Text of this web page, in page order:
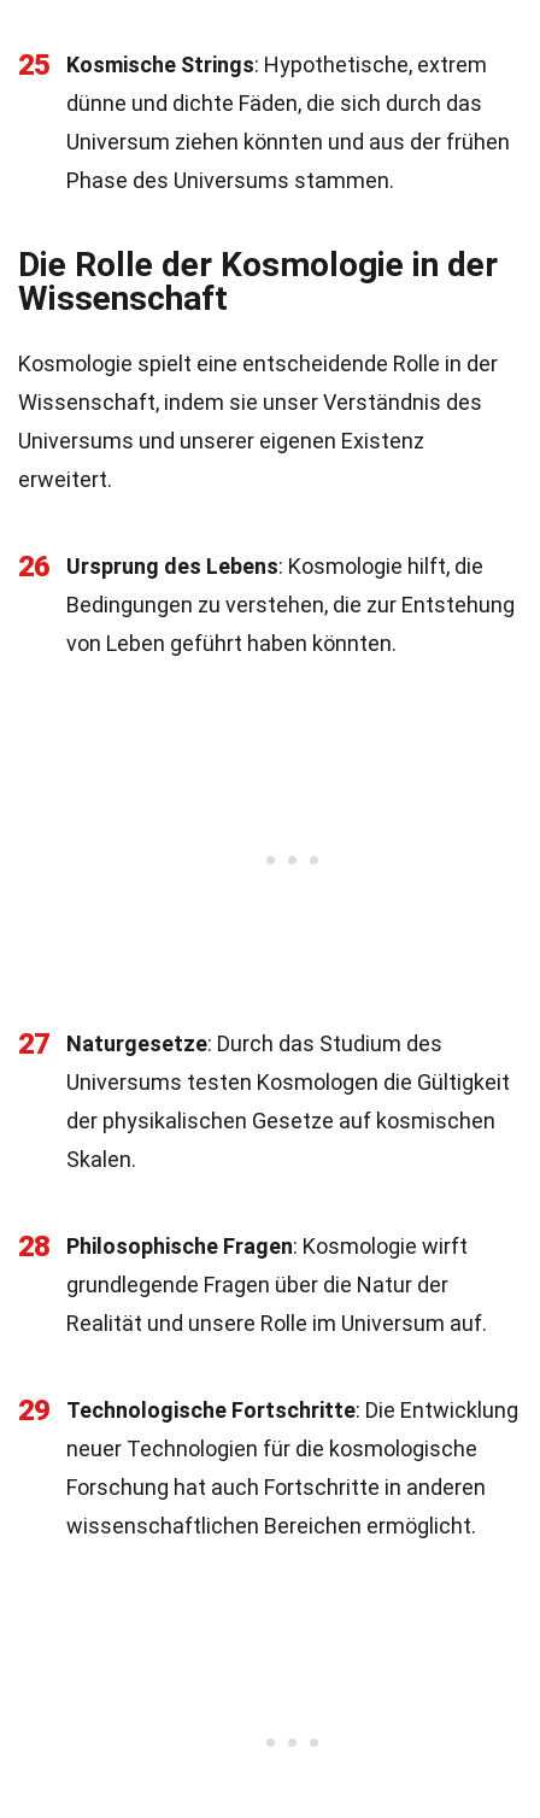
25 Kosmische Strings: Hypothetische, extrem
dünne und dichte Fäden, die sich durch das
Universum ziehen könnten und aus der frühen
Phase des Universums stammen.
Die Rolle der Kosmologie in der
Wissenschaft
Kosmologie spielt eine entscheidende Rolle in der
Wissenschaft, indem sie unser Verständnis des
Universums und unserer eigenen Existenz
erweitert.
26 Ursprung des Lebens: Kosmologie hilft, die
Bedingungen zu verstehen, die zur Entstehung
von Leben geführt haben könnten.
27 Naturgesetze: Durch das Studium des
Universums testen Kosmologen die Gültigkeit
der physikalischen Gesetze auf kosmischen
Skalen.
28 Philosophische Fragen: Kosmologie wirft
grundlegende Fragen über die Natur der
Realität und unsere Rolle im Universum auf.
29 Technologische Fortschritte: Die Entwicklung
neuer Technologien für die kosmologische
Forschung hat auch Fortschritte in anderen
wissenschaftlichen Bereichen ermöglicht.